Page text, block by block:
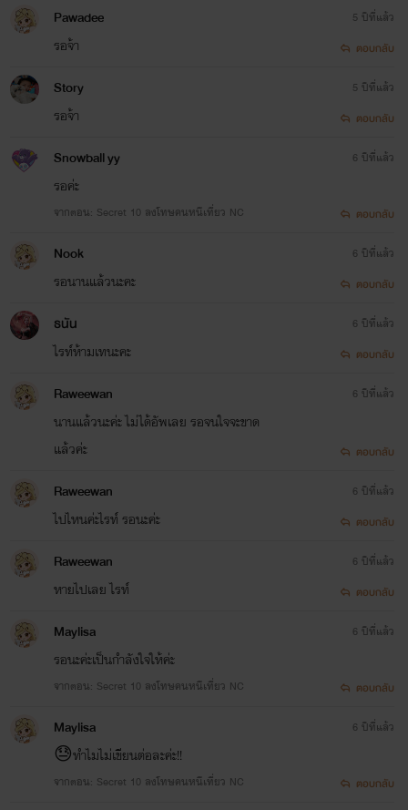
ต้องขอแม่ไปเรียนต่อเมืองนอก และเหตุผลอีกอย่างที่เธอหนี
มา... เธอจึงกลายเป็นคนเย็นชาไร้หัวใจไร้ความรู้สึก
แต่มีสิ่งนึงที่หลายคนยังไม่รู้นอกจากเพื่อนสาวคนสนิทของ
นักธุรกิจหนุ่มไฟแรงอายุ 29 ปี เจ้าของธุรกิจท่าเรือที่ใหญ่
Pawadee
รอจ้า
5 ปีที่แล้ว
ตอบกลับ
Story
รอจ้า
5 ปีที่แล้ว
ตอบกลับ
Snowball yy
รอค่ะ
จากตอน: Secret 10 ลงโทษคนหนีเที่ยว NC
6 ปีที่แล้ว
ตอบกลับ
Nook
รอนานแล้วนะคะ
6 ปีที่แล้ว
ตอบกลับ
ธนัน
ไรท์ห้ามเทนะคะ
6 ปีที่แล้ว
ตอบกลับ
Raweewan
นานแล้วนะค่ะ ไม่ได้อัพเลย รอจนใจจะขาด
แล้วค่ะ
6 ปีที่แล้ว
ตอบกลับ
Raweewan
ไปไหนค่ะไรท์ รอนะค่ะ
6 ปีที่แล้ว
ตอบกลับ
Raweewan
หายไปเลย ไรท์
6 ปีที่แล้ว
ตอบกลับ
Maylisa
รอนะค่ะเป็นกำลังใจให้ค่ะ
จากตอน: Secret 10 ลงโทษคนหนีเที่ยว NC
6 ปีที่แล้ว
ตอบกลับ
Maylisa
😓ทำไมไม่เขียนต่อละค่ะ!!
จากตอน: Secret 10 ลงโทษคนหนีเที่ยว NC
6 ปีที่แล้ว
ตอบกลับ